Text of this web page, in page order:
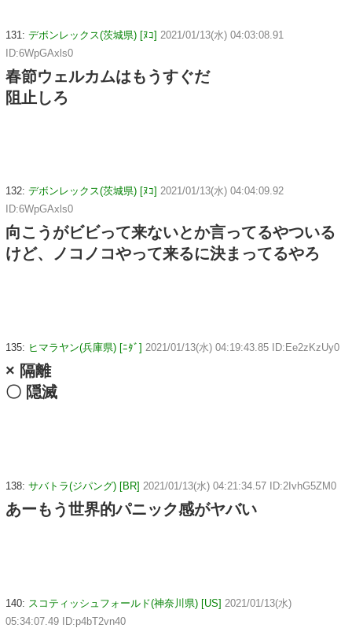
131: デボンレックス(茨城県) [ﾇｺ] 2021/01/13(水) 04:03:08.91
ID:6WpGAxls0
春節ウェルカムはもうすぐだ
阻止しろ
132: デボンレックス(茨城県) [ﾇｺ] 2021/01/13(水) 04:04:09.92
ID:6WpGAxls0
向こうがビビって来ないとか言ってるやついる
けど、ノコノコやって来るに決まってるやろ
135: ヒマラヤン(兵庫県) [ﾆﾀﾞ] 2021/01/13(水) 04:19:43.85 ID:Ee2zKzUy0
× 隔離
〇 隠滅
138: サバトラ(ジパング) [BR] 2021/01/13(水) 04:21:34.57 ID:2IvhG5ZM0
あーもう世界的パニック感がヤバい
140: スコティッシュフォールド(神奈川県) [US] 2021/01/13(水)
05:34:07.49 ID:p4bT2vn40